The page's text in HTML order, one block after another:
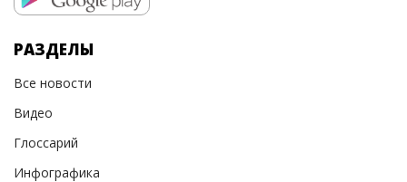
РАЗДЕЛЫ
Все новости
Видео
Глоссарий
Инфографика